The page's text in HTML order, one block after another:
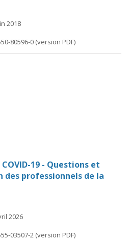
2018
80596-0 (version PDF)
19 - Questions et
professionnels de la
2026
03507-2 (version PDF)